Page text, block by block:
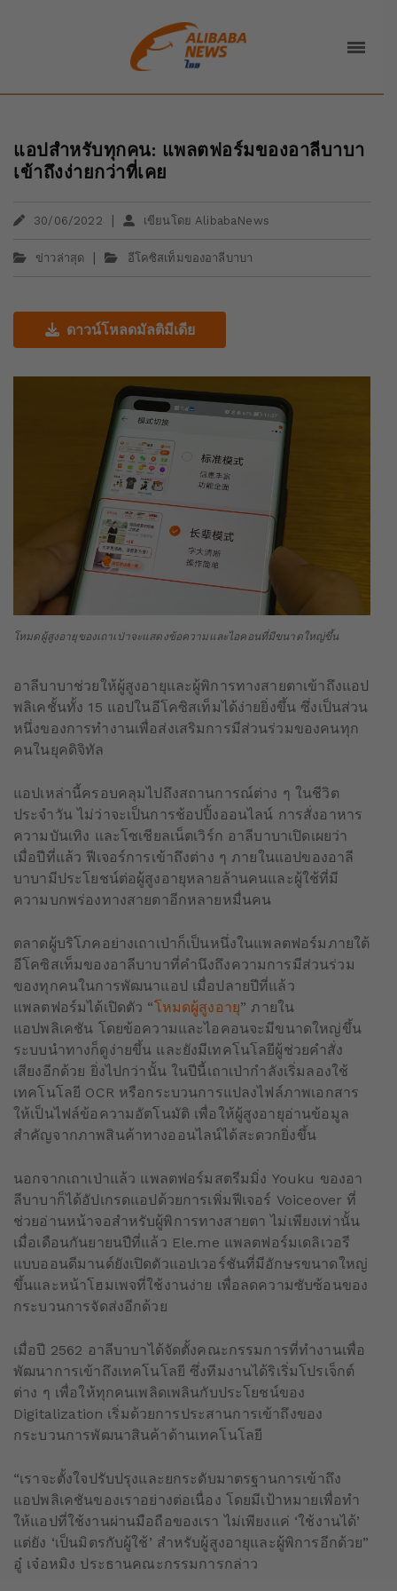
แอปสำหรับทุกคน: แพลตฟอร์มของอาลีบาบา
เข้าถึงง่ายกว่าที่เคย
30/06/2022 | เขียนโดย AlibabaNews
ข่าวล่าสุด | อีโคซิสเท็มของอาลีบาบา
ดาวน์โหลดมัลติมีเดีย
โหมดผู้สูงอายุของเถาเป่าจะแสดงข้อความและไอคอนที่มีขนาดใหญ่ขึ้น
อาลีบาบาช่วยให้ผู้สูงอายุและผู้พิการทางสายตาเข้าถึงแอป
พลิเคชั้นทั้ง 15 แอปในอีโคซิสเท็มได้ง่ายยิ่งขึ้น ซึ่งเป็นส่วน
หนึ่งของการทำงานเพื่อส่งเสริมการมีส่วนร่วมของคนทุก
คนในยุคดิจิทัล
แอปเหล่านี้ครอบคลุมไปถึงสถานการณ์ต่าง ๆ ในชีวิต
ประจำวัน ไม่ว่าจะเป็นการช้อปปิ้งออนไลน์ การสั่งอาหาร
ความบันเทิง และโซเชียลเน็ตเวิร์ก อาลีบาบาเปิดเผยว่า
เมื่อปีที่แล้ว ฟีเจอร์การเข้าถึงต่าง ๆ ภายในแอปของอาลี
บาบามีประโยชน์ต่อผู้สูงอายุหลายล้านคนและผู้ใช้ที่มี
ความบกพร่องทางสายตาอีกหลายหมื่นคน
ตลาดผู้บริโภคอย่างเถาเป่าก็เป็นหนึ่งในแพลตฟอร์มภายใต้
อีโคซิสเท็มของอาลีบาบาที่คำนึงถึงความการมีส่วนร่วม
ของทุกคนในการพัฒนาแอป เมื่อปลายปีที่แล้ว
แพลตฟอร์มได้เปิดตัว “โหมดผู้สูงอายุ” ภายใน
แอปพลิเคชัน โดยข้อความและไอคอนจะมีขนาดใหญ่ขึ้น
ระบบนำทางก็ดูง่ายขึ้น และยังมีเทคโนโลยีผู้ช่วยคำสั่ง
เสียงอีกด้วย ยิ่งไปกว่านั้น ในปีนี้เถาเป่ากำลังเริ่มลองใช้
เทคโนโลยี OCR หรือกระบวนการแปลงไฟล์ภาพเอกสาร
ให้เป็นไฟล์ข้อความอัตโนมัติ เพื่อให้ผู้สูงอายุอ่านข้อมูล
สำคัญจากภาพสินค้าทางออนไลน์ได้สะดวกยิ่งขึ้น
นอกจากเถาเป่าแล้ว แพลตฟอร์มสตรีมมิ่ง Youku ของอา
ลีบาบาก็ได้อัปเกรดแอปด้วยการเพิ่มฟีเจอร์ Voiceover ที่
ช่วยอ่านหน้าจอสำหรับผู้พิการทางสายตา ไม่เพียงเท่านั้น
เมื่อเดือนกันยายนปีที่แล้ว Ele.me แพลตฟอร์มเดลิเวอรี
แบบออนดีมานด์ยังเปิดตัวแอปเวอร์ชันที่มีอักษรขนาดใหญ่
ขึ้นและหน้าโฮมเพจที่ใช้งานง่าย เพื่อลดความซับซ้อนของ
กระบวนการจัดส่งอีกด้วย
เมื่อปี 2562 อาลีบาบาได้จัดตั้งคณะกรรมการที่ทำงานเพื่อ
พัฒนาการเข้าถึงเทคโนโลยี ซึ่งทีมงานได้ริเริ่มโปรเจ็กต์
ต่าง ๆ เพื่อให้ทุกคนเพลิดเพลินกับประโยชน์ของ
Digitalization เริ่มด้วยการประสานการเข้าถึงของ
กระบวนการพัฒนาสินค้าด้านเทคโนโลยี
“เราจะตั้งใจปรับปรุงและยกระดับมาตรฐานการเข้าถึง
แอปพลิเคชันของเราอย่างต่อเนื่อง โดยมีเป้าหมายเพื่อทำ
ให้แอปที่ใช้งานผ่านมือถือของเรา ไม่เพียงแค่ ‘ใช้งานได้’
แต่ยัง ‘เป็นมิตรกับผู้ใช้’ สำหรับผู้สูงอายุและผู้พิการอีกด้วย”
อู๋ เจ๋อหมิง ประธานคณะกรรมการกล่าว